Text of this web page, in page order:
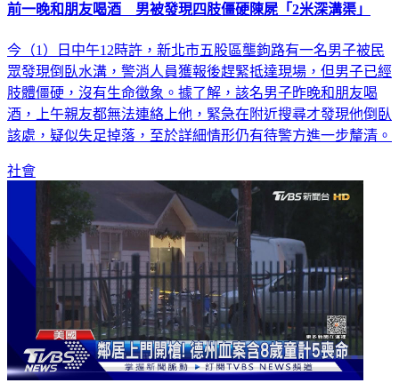
前一晚和朋友喝酒 男被發現四肢僵硬陳屍「2米深溝渠」
今（1）日中午12時許，新北市五股區壟鉤路有一名男子被民
眾發現倒臥水溝，警消人員獲報後趕緊抵達現場，但男子已經
肢體僵硬，沒有生命徵象。據了解，該名男子昨晚和朋友喝
酒，上午親友都無法連絡上他，緊急在附近搜尋才發現他倒臥
該處，疑似失足掉落，至於詳細情形仍有待警方進一步釐清。
社會